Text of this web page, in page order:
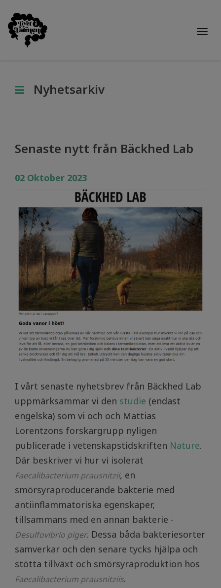
Nyhetsarkiv
Senaste nytt från Bäckhed Lab
02 Oktober 2023
I vårt senaste nyhetsbrev från Bäckhed Lab
uppmärksammar vi den studie (endast
engelska) som vi och och Mattias
Lorentzons forskargrupp nyligen
publicerade i vetenskapstidskriften Nature.
Där beskriver vi hur vi isolerat
Faecalibacterium prausnitzii, en
smörsyraproducerande bakterie med
antiinflammatoriska egenskaper,
tillsammans med en annan bakterie -
Desulfovibrio piger. Dessa båda bakteriesorter
samverkar och den senare tycks hjälpa och
stötta tillväxt och smörsyraproduktion hos
Faecalibacterium prausnitziis.